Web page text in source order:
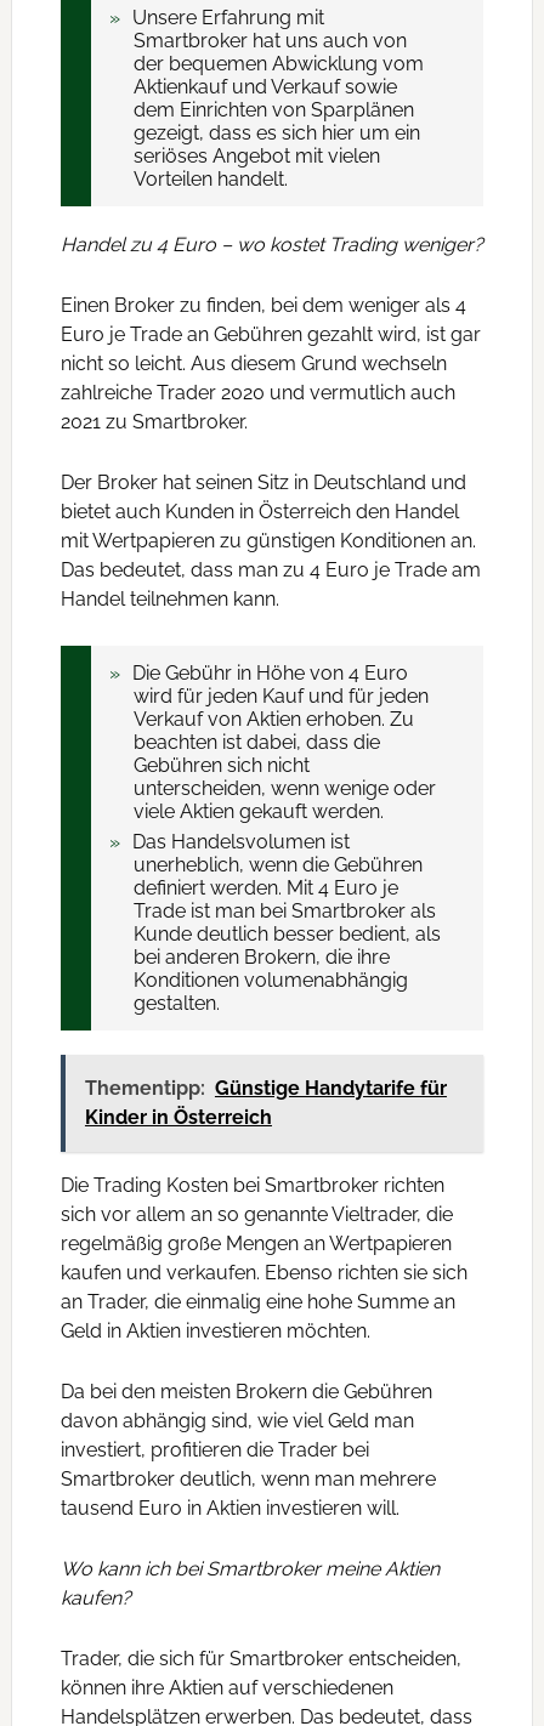
Unsere Erfahrung mit
Smartbroker hat uns auch von
der bequemen Abwicklung vom
Aktienkauf und Verkauf sowie
dem Einrichten von Sparplänen
gezeigt, dass es sich hier um ein
seriöses Angebot mit vielen
Vorteilen handelt.
Handel zu 4 Euro – wo kostet Trading weniger?
Einen Broker zu finden, bei dem weniger als 4
Euro je Trade an Gebühren gezahlt wird, ist gar
nicht so leicht. Aus diesem Grund wechseln
zahlreiche Trader 2020 und vermutlich auch
2021 zu Smartbroker.
Der Broker hat seinen Sitz in Deutschland und
bietet auch Kunden in Österreich den Handel
mit Wertpapieren zu günstigen Konditionen an.
Das bedeutet, dass man zu 4 Euro je Trade am
Handel teilnehmen kann.
Die Gebühr in Höhe von 4 Euro
wird für jeden Kauf und für jeden
Verkauf von Aktien erhoben. Zu
beachten ist dabei, dass die
Gebühren sich nicht
unterscheiden, wenn wenige oder
viele Aktien gekauft werden.
Das Handelsvolumen ist
unerheblich, wenn die Gebühren
definiert werden. Mit 4 Euro je
Trade ist man bei Smartbroker als
Kunde deutlich besser bedient, als
bei anderen Brokern, die ihre
Konditionen volumenabhängig
gestalten.
Thementipp: Günstige Handytarife für
Kinder in Österreich
Die Trading Kosten bei Smartbroker richten
sich vor allem an so genannte Vieltrader, die
regelmäßig große Mengen an Wertpapieren
kaufen und verkaufen. Ebenso richten sie sich
an Trader, die einmalig eine hohe Summe an
Geld in Aktien investieren möchten.
Da bei den meisten Brokern die Gebühren
davon abhängig sind, wie viel Geld man
investiert, profitieren die Trader bei
Smartbroker deutlich, wenn man mehrere
tausend Euro in Aktien investieren will.
Wo kann ich bei Smartbroker meine Aktien
kaufen?
Trader, die sich für Smartbroker entscheiden,
können ihre Aktien auf verschiedenen
Handelsplätzen erwerben. Das bedeutet, dass